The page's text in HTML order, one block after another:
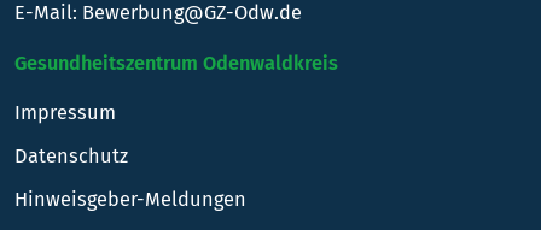
E-Mail: Bewerbung@GZ-Odw.de
Gesundheitszentrum Odenwaldkreis
Impressum
Datenschutz
Hinweisgeber-Meldungen